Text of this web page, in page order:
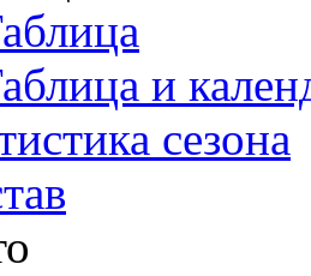
и
сезона